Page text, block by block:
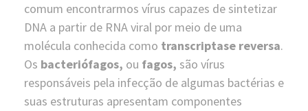
comum encontrarmos vírus capazes de sintetizar
DNA a partir de RNA viral por meio de uma
molécula conhecida como transcriptase reversa.
Os bacteriófagos, ou fagos, são vírus
responsáveis pela infecção de algumas bactérias e
suas estruturas apresentam componentes